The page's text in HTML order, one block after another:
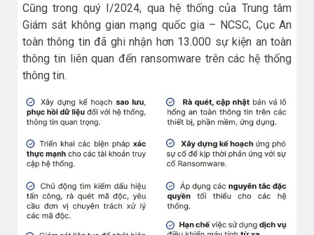
Cũng trong quý I/2024, qua hệ thống của Trung tâm
Giám sát không gian mạng quốc gia – NCSC, Cục An
toàn thông tin đã ghi nhận hơn 13.000 sự kiện an toàn
thông tin liên quan đến ransomware trên các hệ thống
thông tin.